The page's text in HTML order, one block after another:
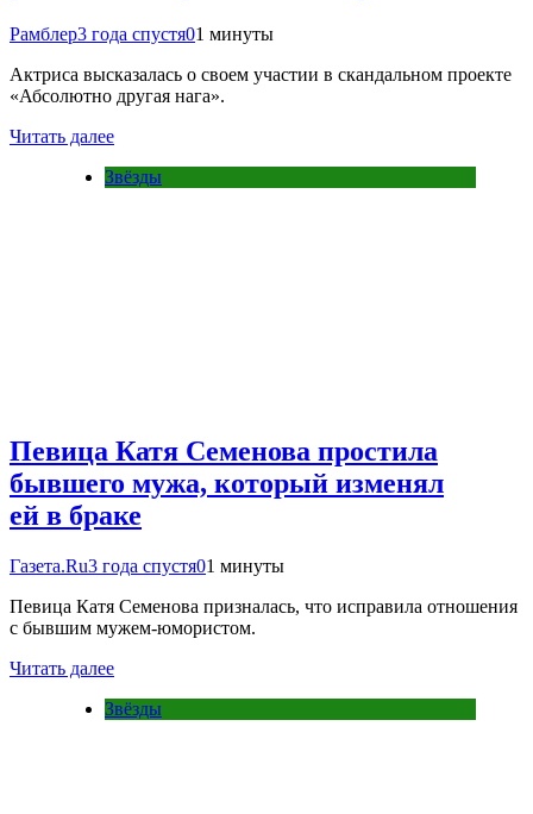
Рамблер3 года спустя01 минуты
Актриса высказалась о своем участии в скандальном проекте
«Абсолютно другая нага».
Читать далее
Звёзды
Певица Катя Семенова простила
бывшего мужа, который изменял
ей в браке
Газета.Ru3 года спустя01 минуты
Певица Катя Семенова призналась, что исправила отношения
с бывшим мужем-юмористом.
Читать далее
Звёзды